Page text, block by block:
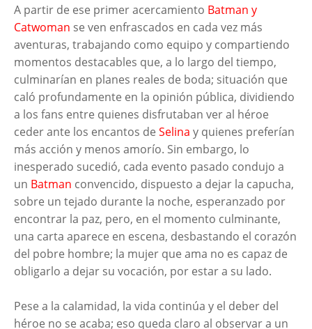
A partir de ese primer acercamiento Batman y
Catwoman se ven enfrascados en cada vez más
aventuras, trabajando como equipo y compartiendo
momentos destacables que, a lo largo del tiempo,
culminarían en planes reales de boda; situación que
caló profundamente en la opinión pública, dividiendo
a los fans entre quienes disfrutaban ver al héroe
ceder ante los encantos de Selina y quienes preferían
más acción y menos amorío. Sin embargo, lo
inesperado sucedió, cada evento pasado condujo a
un Batman convencido, dispuesto a dejar la capucha,
sobre un tejado durante la noche, esperanzado por
encontrar la paz, pero, en el momento culminante,
una carta aparece en escena, desbastando el corazón
del pobre hombre; la mujer que ama no es capaz de
obligarlo a dejar su vocación, por estar a su lado.
Pese a la calamidad, la vida continúa y el deber del
héroe no se acaba; eso queda claro al observar a un